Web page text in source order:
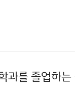
과를 졸업하는